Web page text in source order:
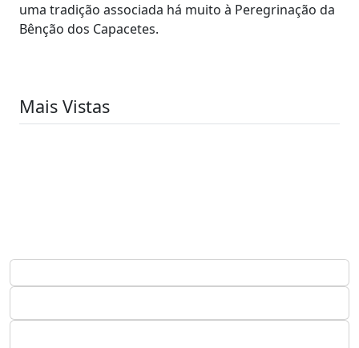
uma tradição associada há muito à Peregrinação da
Bênção dos Capacetes.
Mais Vistas